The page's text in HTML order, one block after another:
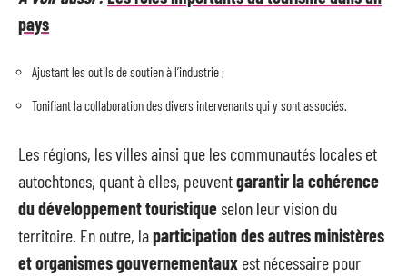
pays
Ajustant les outils de soutien à l’industrie ;
Tonifiant la collaboration des divers intervenants qui y sont associés.
Les régions, les villes ainsi que les communautés locales et
autochtones, quant à elles, peuventgarantir la cohérence
du développement touristiqueselon leur vision du
territoire. En outre, laparticipation des autres ministères
et organismes gouvernementaux est nécessaire pour